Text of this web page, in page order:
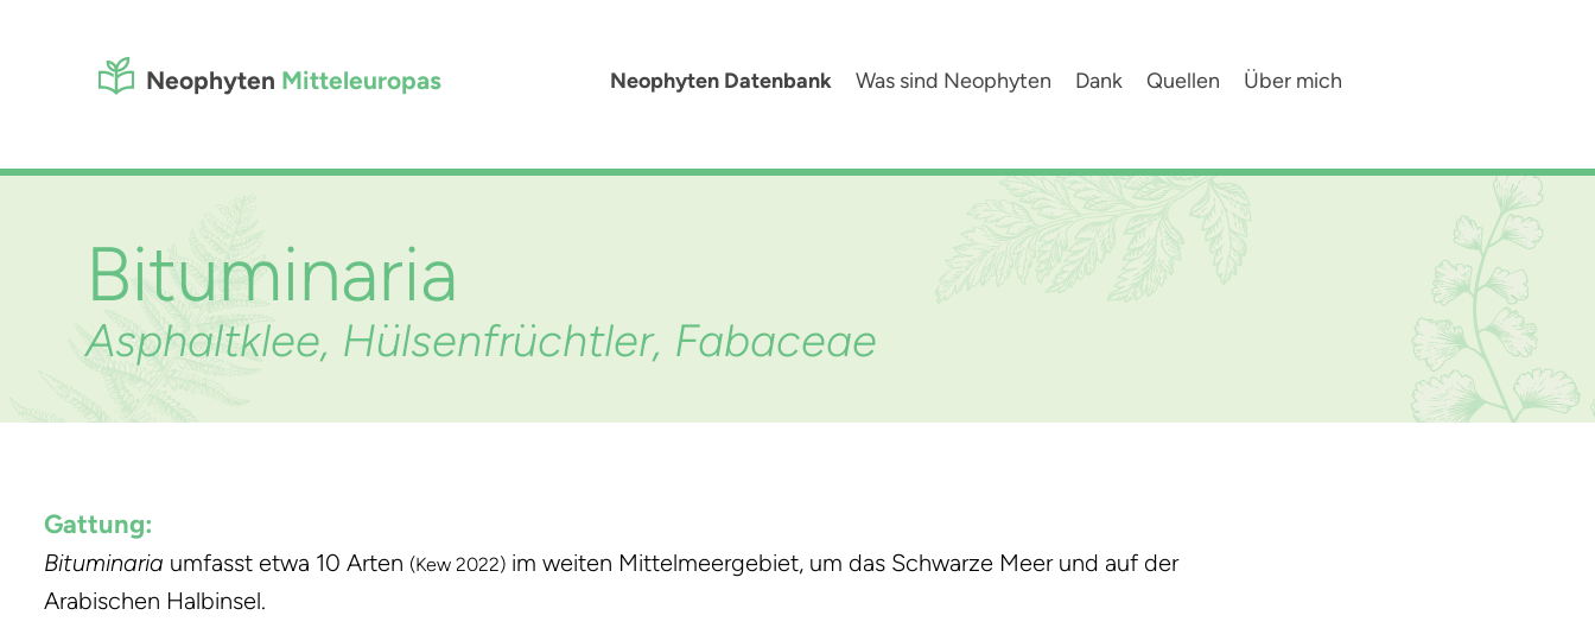
Neophyten Mitteleuropas Neophyten Datenbank Was sind Neophyten Dank Quellen Über mich
Bituminaria
Asphaltklee, Hülsenfrüchtler, Fabaceae
Gattung:
Bituminaria umfasst etwa 10 Arten (Kew 2022) im weiten Mittelmeergebiet, um das Schwarze Meer und auf der
Arabischen Halbinsel.